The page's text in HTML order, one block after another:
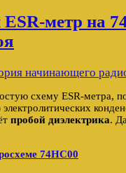
метр на
начинающего
схему ESR-метра,
пробой диэлектрика.
74HC00